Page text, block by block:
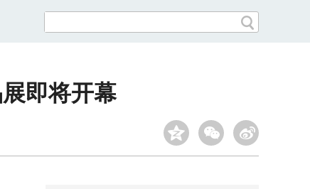
即将开幕